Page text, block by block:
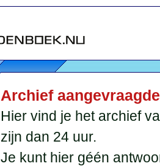
Archief
Hier vind je het archief
zijn dan 24 uur.
Je kunt hier géén